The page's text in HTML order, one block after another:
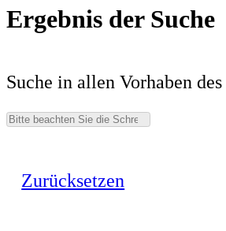
Ergebnis der Suche
Suche in allen Vorhaben
Zurücksetzen